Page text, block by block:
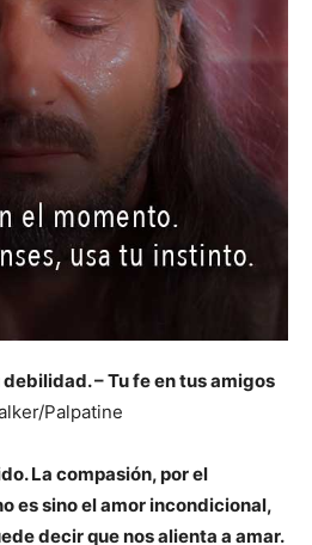
– Tu fe en tus amigos
Palpatine
La compasión, por el
es sino el amor incondicional,
decir que nos alienta a amar.